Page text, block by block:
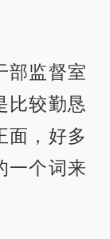
部监督室
比较勤恳
面，好多
一个词来